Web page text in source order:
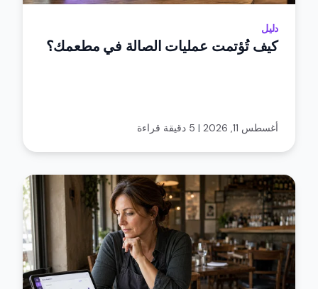
دليل
كيف تُؤتمت عمليات الصالة في مطعمك؟
أغسطس 11, 2026 | 5 دقيقة قراءة